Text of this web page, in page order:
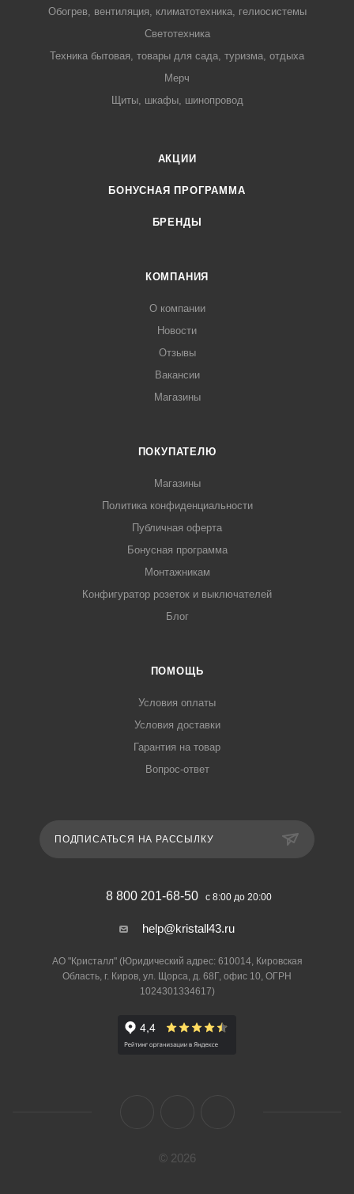
Обогрев, вентиляция, климатотехника, гелиосистемы
Светотехника
Техника бытовая, товары для сада, туризма, отдыха
Мерч
Щиты, шкафы, шинопровод
АКЦИИ
БОНУСНАЯ ПРОГРАММА
БРЕНДЫ
КОМПАНИЯ
О компании
Новости
Отзывы
Вакансии
Магазины
ПОКУПАТЕЛЮ
Магазины
Политика конфиденциальности
Публичная оферта
Бонусная программа
Монтажникам
Конфигуратор розеток и выключателей
Блог
ПОМОЩЬ
Условия оплаты
Условия доставки
Гарантия на товар
Вопрос-ответ
ПОДПИСАТЬСЯ НА РАССЫЛКУ
8 800 201-68-50 с 8:00 до 20:00
help@kristall43.ru
АО "Кристалл" (Юридический адрес: 610014, Кировская
Область, г. Киров, ул. Щорса, д. 68Г, офис 10, ОГРН
1024301334617)
© 2026